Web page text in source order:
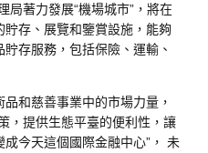
局著力發展“機場城市”，將在
存、展覽和鑒賞設施，能夠
存服務，包括保險、運輸、
和慈善事業中的市場力量，
，提供生態平臺的便利性，讓
今天這個國際金融中心”， 未